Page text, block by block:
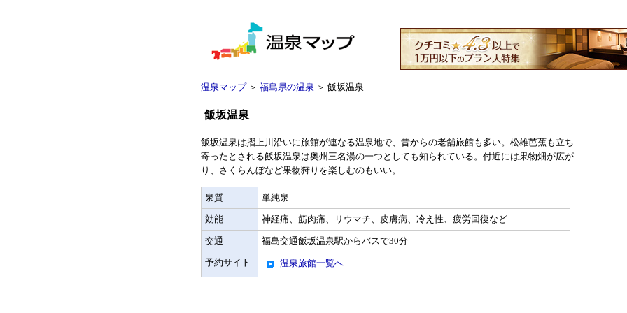
温泉マップ＞ 福島県の温泉 ＞ 飯坂温泉
飯坂温泉
飯坂温泉は摺上川沿いに旅館が連なる温泉地で、昔からの老舗旅館も多い。松雄芭蕉も立ち
寄ったとされる飯坂温泉は奥州三名湯の一つとしても知られている。付近には果物畑が広が
り、さくらんぼなど果物狩りを楽しむのもいい。
泉質 単純泉
効能 神経痛、筋肉痛、リウマチ、皮膚病、冷え性、疲労回復など
交通 福島交通飯坂温泉駅からバスで30分
予約サイト 温泉旅館一覧へ